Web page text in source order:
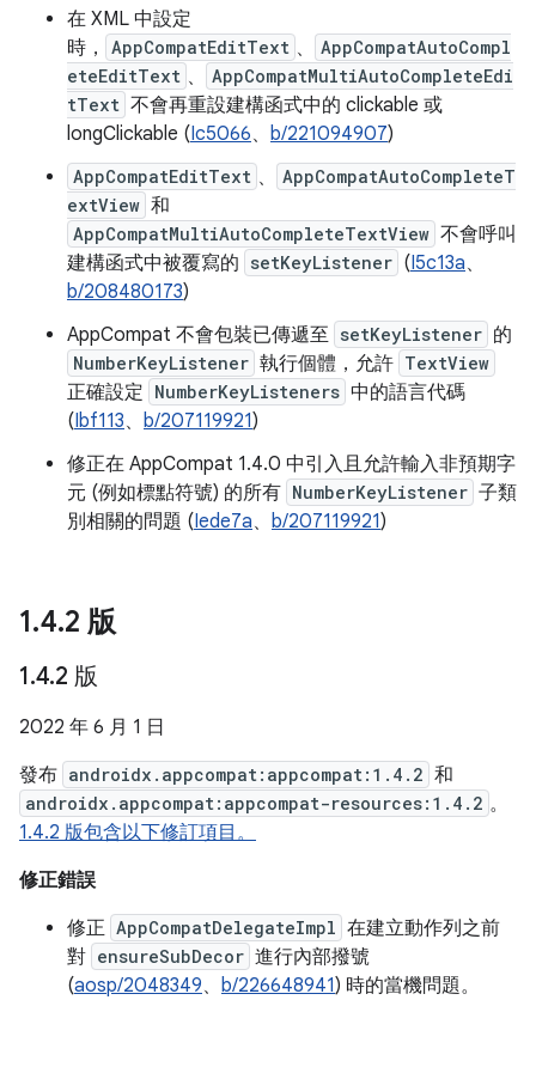
在 XML 中設定
時，
AppCompatEditText 、
AppCompatAutoCompl
eteEditText 、
AppCompatMultiAutoCompleteEdi
tText 不會再重設建構函式中的 clickable 或
longClickable (Ic5066、 b/221094907)
AppCompatEditText 、
AppCompatAutoCompleteT
extView 和
AppCompatMultiAutoCompleteTextView 不會呼叫
建構函式中被覆寫的 setKeyListener (I5c13a、
b/208480173)
AppCompat 不會包裝已傳遞至 setKeyListener 的
NumberKeyListener 執行個體，允許 TextView
正確設定 NumberKeyListeners 中的語言代碼
(Ibf113、 b/207119921)
修正在 AppCompat 1.4.0 中引入且允許輸入非預期字
元 (例如標點符號) 的所有 NumberKeyListener 子類
別相關的問題 (Iede7a、 b/207119921)
1.4.2 版
1.4.2 版
2022 年 6 月 1 日
發布 androidx.appcompat:appcompat:1.4.2 和
androidx.appcompat:appcompat-resources:1.4.2 。
1.4.2 版包含以下修訂項目。
修正錯誤
修正 AppCompatDelegateImpl 在建立動作列之前
對 ensureSubDecor 進行內部撥號
(aosp/2048349、 b/226648941) 時的當機問題。